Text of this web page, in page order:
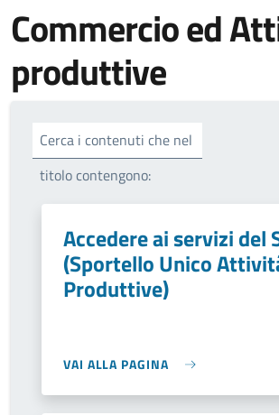
Commercio ed
produttive
Cerca i contenuti che nel
titolo contengono:
Accedere ai servizi del
(Sportello Unico
Produttive)
VAI ALLA PAGINA